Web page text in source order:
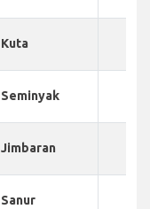
Kuta
Seminyak
Jimbaran
Sanur